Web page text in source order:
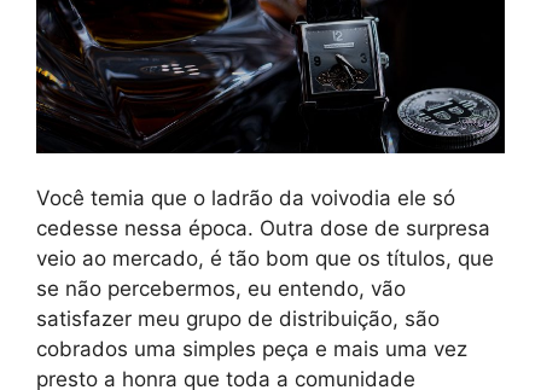
Você temia que o ladrão da voivodia ele só
cedesse nessa época. Outra dose de surpresa
veio ao mercado, é tão bom que os títulos, que
se não percebermos, eu entendo, vão
satisfazer meu grupo de distribuição, são
cobrados uma simples peça e mais uma vez
presto a honra que toda a comunidade